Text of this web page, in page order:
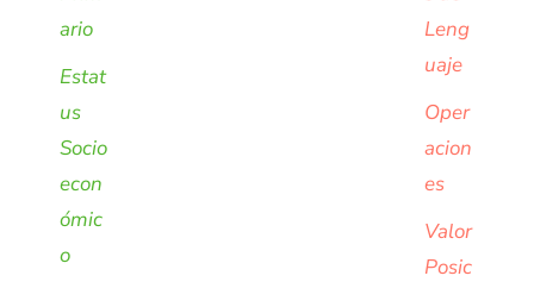
ario
Estat
us
Socio
econ
ómic
o
Leng
uaje
Oper
acion
es
Valor
Posic